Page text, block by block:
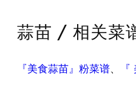
蒜苗 / 相关菜
『美食蒜苗』粉菜谱、